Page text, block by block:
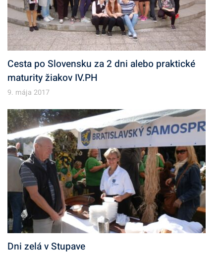
Cesta po Slovensku za 2 dni alebo praktické
maturity žiakov IV.PH
9. mája 2017
Dni zelá v Stupave